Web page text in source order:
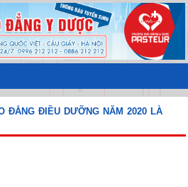
ĐẲNG ĐIỀU DƯỠNG NĂM 2020 LÀ